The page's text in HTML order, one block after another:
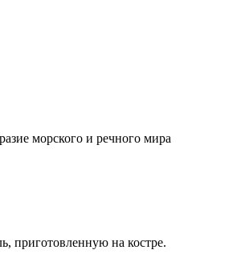
морского и речного мира
приготовленную на костре.